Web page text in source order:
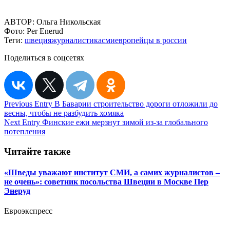
АВТОР: Ольга Никольская
Фото: Per Enerud
Теги: швецияжурналистикасмиевропейцы в россии
Поделиться в соцсетях
Навигация
по
записям
Previous Entry В Баварии строительство дороги отложили до
весны, чтобы не разбудить хомяка
Next Entry Финские ежи мерзнут зимой из-за глобального
потепления
Читайте также
«Шведы уважают институт СМИ, а самих журналистов –
не очень»: советник посольства Швеции в Москве Пер
Энеруд
Евроэкспресс